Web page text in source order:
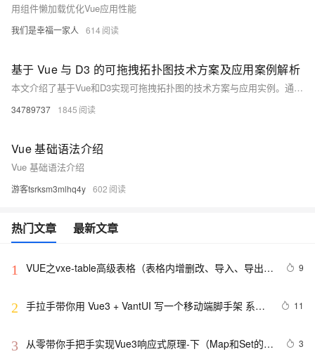
用组件懒加载优化Vue应用性能
我们是幸福一家人 614
基于 Vue 与 D3 的可拖拽拓扑图技术方案及应用案例解析
本文介绍了基于Vue和D3实现可拖拽拓扑图的技术方案与应用实例。通过Vue构建用户界面和交互逻辑，结合D3强大的数据可视化能力，实现了力导向布局、节点拖拽、交互事件等功能。文章详细讲解了数据模型设计、拖拽功能实现、组件封装及高级扩展（如节点类型定制、连接样式优化等），并提供了性能优化方案以应对大数据量场景。最终，展示了基础网络拓扑、实时更新拓扑等应用实例，为开发者提供了一套完整的实现思路和实践经验。
34789737 1845
Vue 基础语法介绍
Vue 基础语法介绍
游客tsrksm3mlhq4y 602
热门文章 最新文章
1
VUE之vxe-table高级表格（表格内增删改、导入、导出、
9
2 手拉手带你用 Vue3 + VantUI 写一个移动端脚手架 系列
11
3
从零带你手把手实现Vue3响应式原理-下（Map和Set的处
3